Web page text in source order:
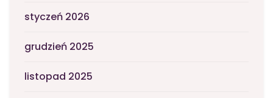
styczeń 2026
grudzień 2025
listopad 2025